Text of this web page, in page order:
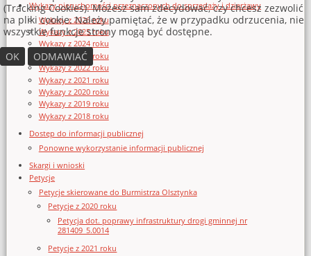
Wykazy nieruchomości przeznaczonych do sprzedaży i dzierżawy
Wykazy z 2026 roku
Wykazy z 2025 roku
Wykazy z 2024 roku
Wykazy z 2023 roku
Wykazy z 2022 roku
Wykazy z 2021 roku
Wykazy z 2020 roku
Wykazy z 2019 roku
Wykazy z 2018 roku
Dostęp do informacji publicznej
Ponowne wykorzystanie informacji publicznej
Skargi i wnioski
Petycje
Petycje skierowane do Burmistrza Olsztynka
Petycje z 2020 roku
Petycja dot. poprawy infrastruktury drogi gminnej nr
281409_5.0014
Petycje z 2021 roku
(Tracking Cookies). Możesz sam zdecydować, czy chcesz zezwolić
na pliki cookie. Należy pamiętać, że w przypadku odrzucenia, nie
wszystkie funkcje strony mogą być dostępne.
OK
ODMAWIAĆ